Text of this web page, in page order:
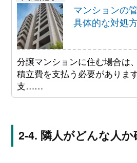
マンションの
具体的な対処
分譲マンションに住む場合は
積立費を支払う必要がありま
支……
隣人がどんな人か